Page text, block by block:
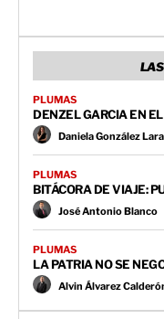
PLUMAS
DENZEL GARCIA EN
Daniela González Lara
PLUMAS
BITÁCORA DE VIAJE:
José Antonio Blanco
PLUMAS
LA PATRIA NO SE
Alvin Álvarez